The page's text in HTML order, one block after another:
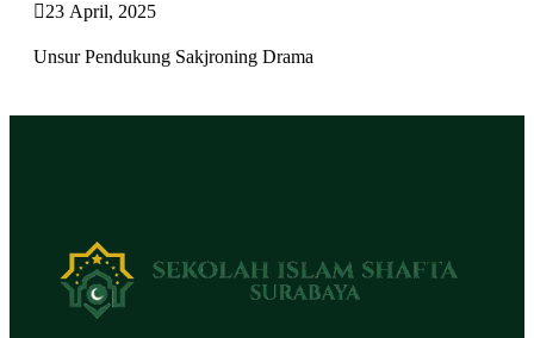
23 April, 2025
Unsur Pendukung Sakjroning Drama